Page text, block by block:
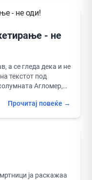
- не
а се гледа дека и не
текстот под
Агломер,
Прочитај повеќе →
ја раскажаа